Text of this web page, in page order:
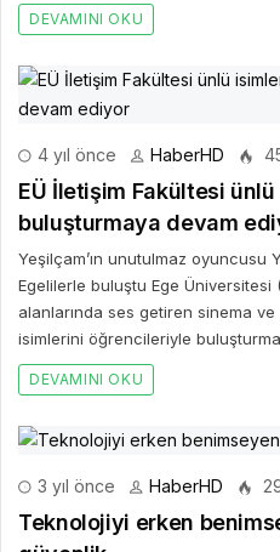
DEVAMINI OKU
4 yıl önce HaberHD
EÜ İletişim Fakültesi
buluşturmaya devam
Yeşilçam’ın unutulmaz oyuncusu
Egelilerle buluştu Ege Üniversitesi
alanlarında ses getiren sinema
isimlerini öğrencileriyle
DEVAMINI OKU
3 yıl önce HaberHD
Teknolojiyi erken